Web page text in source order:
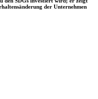
der Unternehmen